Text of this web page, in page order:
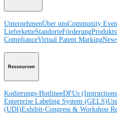
UnternehmenÜber unsCommunity
LieferketteStandorteFörderung
ComplianceVirtual Patent Marking
Ressourcen
Kodierungs-HotlineeDFUs
Enterprise Labeling System (GELS)
(UDI)Exhibit-Congress & Workshop